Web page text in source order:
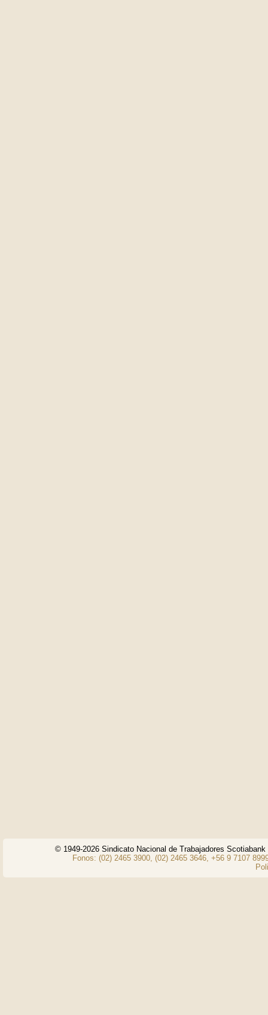
© 1949-2026 Sindicato Nacional de Trabajadores
Fonos: (02) 2465 3900, (02) 2465 3646, +56 9 7107